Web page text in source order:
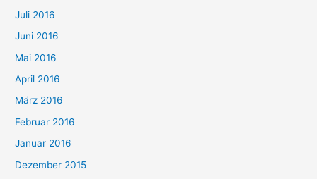
Juli 2016
Juni 2016
Mai 2016
April 2016
März 2016
Februar 2016
Januar 2016
Dezember 2015